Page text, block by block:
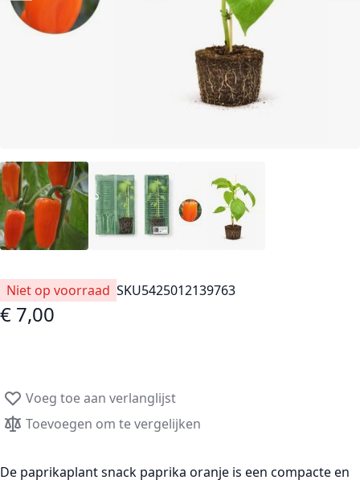
Niet op voorraad SKU5425012139763
€ 7,00
Voeg toe aan verlanglijst
Toevoegen om te vergelijken
De paprikaplant snack paprika oranje is een compacte en